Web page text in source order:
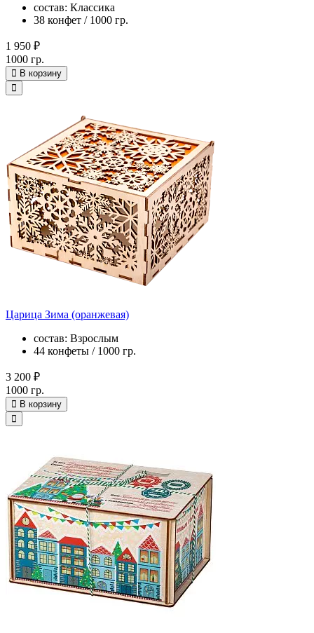
состав: Классика
38 конфет / 1000 гр.
1 950 ₽
1000 гр.
В корзину
Царица Зима (оранжевая)
состав: Взрослым
44 конфеты / 1000 гр.
3 200 ₽
1000 гр.
В корзину